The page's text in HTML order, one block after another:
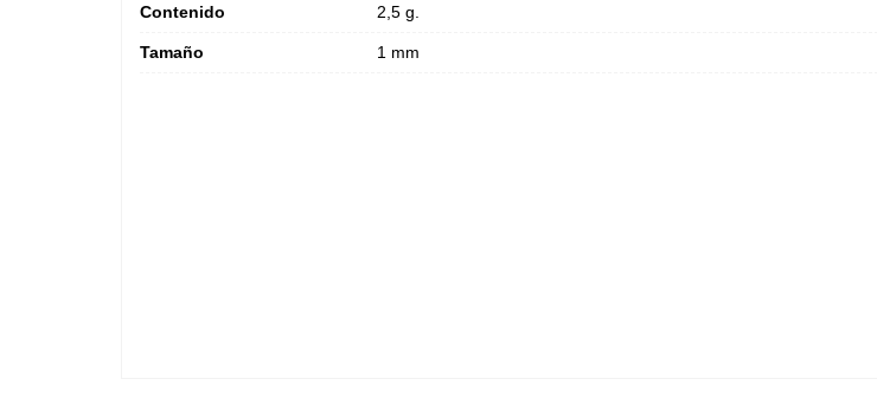
Contenido 2,5 g.
Tamaño 1 mm